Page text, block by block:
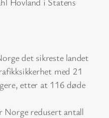
det sikreste landet
med 21
etter at 116 døde
redusert antall